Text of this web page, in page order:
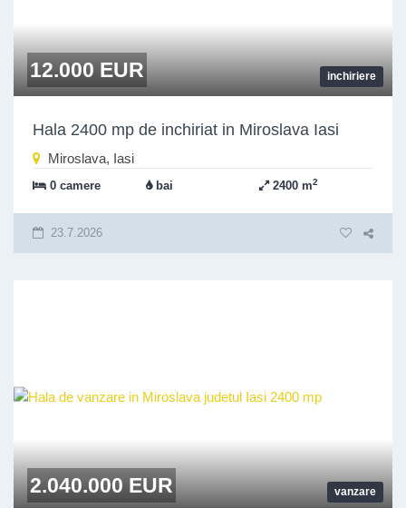
inchiriere
12.000 EUR
Hala 2400 mp de inchiriat in Miroslava Iasi
Miroslava, Iasi
0 camere bai 2400 m2
23.7.2026
vanzare
2.040.000 EUR